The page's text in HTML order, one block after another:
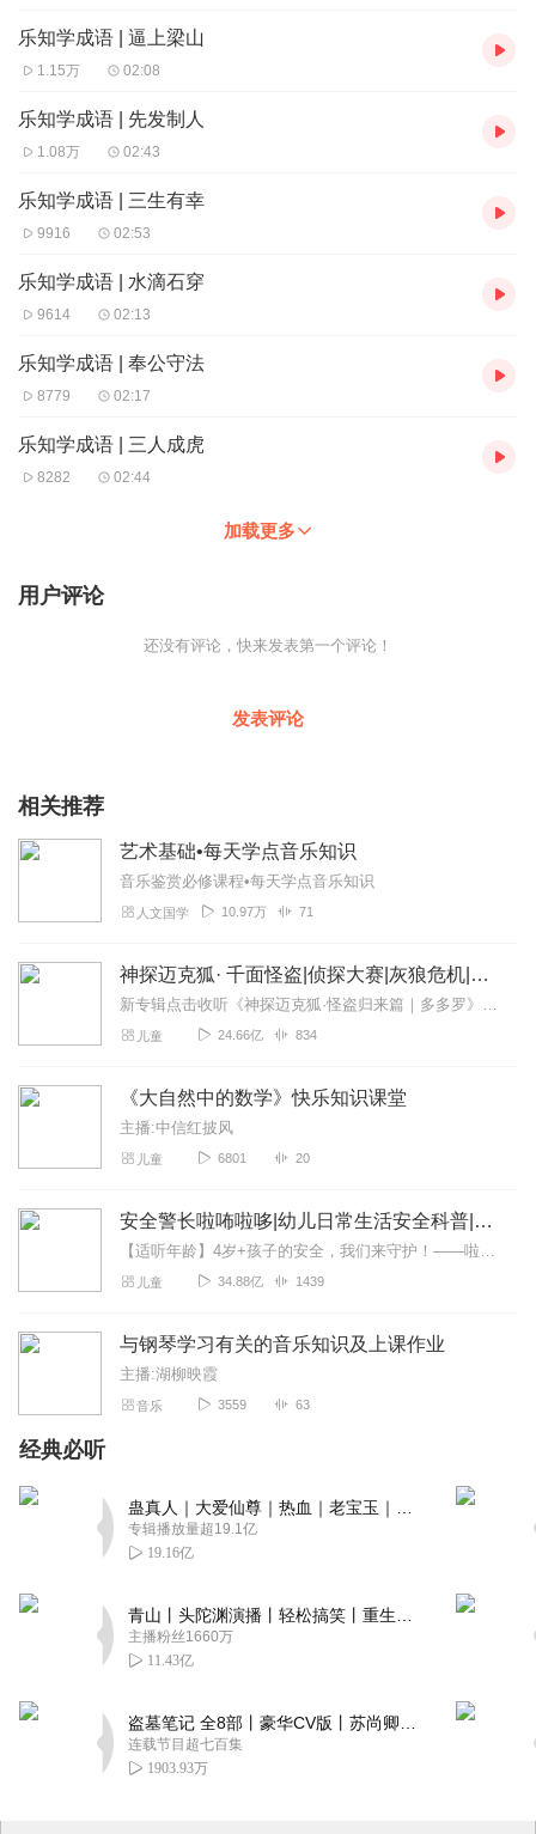
乐知学成语 | 逼上梁山
1.15万 02:08
乐知学成语 | 先发制人
1.08万 02:43
乐知学成语 | 三生有幸
9916 02:53
乐知学成语 | 水滴石穿
9614 02:13
乐知学成语 | 奉公守法
8779 02:17
乐知学成语 | 三人成虎
8282 02:44
加载更多
用户评论
还没有评论，快来发表第一个评论！
发表评论
相关推荐
艺术基础•每天学点音乐知识
音乐鉴赏必修课程•每天学点音乐知识
人文国学 10.97万 71
神探迈克狐· 千面怪盗|侦探大赛|灰狼危机|多多罗
新专辑点击收听《神探迈克狐·怪盗归来篇｜多多罗》！！！>>>点击进入主播橱窗购买《神探迈克狐》系列图书吧!<<<多多罗故事【点击前往】收听多多罗其他好玩有趣的故...
儿童 24.66亿 834
《大自然中的数学》快乐知识课堂
主播:中信红披风
儿童 6801 20
安全警长啦咘啦哆|幼儿日常生活安全科普|宝宝巴士
【适听年龄】4岁+孩子的安全，我们来守护！——啦咘啦哆警长宣孩子天生爱冒险，好奇心爆棚！不是在大马路上比赛跑，就是踩着椅子上下跳，怎样才能保护孩子平安长大？听...
儿童 34.88亿 1439
与钢琴学习有关的音乐知识及上课作业
主播:湖柳映霞
音乐 3559 63
经典必听
专辑播放量超19.1亿
19.16亿
主播粉丝1660万
11.43亿
连载节目超七百集
1903.93万